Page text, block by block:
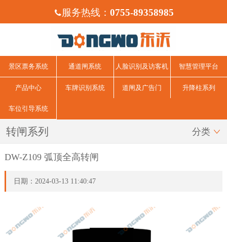
服务热线： 0755-89358985
景区票务系统 通道闸系统 人脸识别及访客机 智慧管理平台
产品中心 车牌识别系统 道闸及广告门 升降柱系列
车位引导系统
转闸系列 分类 
DW-Z109 弧顶全高转闸
日期：2024-03-13 11:40:47